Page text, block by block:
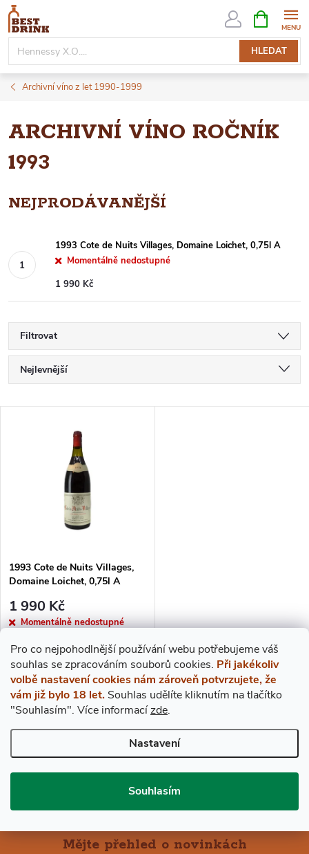
Pro co nejpohodlnější používání webu potřebujeme váš
souhlas se zpracováním souborů cookies. Při jakékoliv
volbě nastavení cookies nám zároveň potvrzujete, že
vám již bylo 18 let. Souhlas udělíte kliknutím na tlačítko
"Souhlasím". Více informacízde.
Nastavení
Souhlasím
Přejít
obsah
HLEDAT
NÁKUPNÍ
KOŠÍK
Archivní víno z let 1990-1999
ARCHIVNÍ VÍNO ROČNÍK
1993
NEJPRODÁVANĚJŠÍ
1993 Cote de Nuits Villages, Domaine Loichet, 0,75l A
Momentálně nedostupné
1 990 Kč
Filtrovat
Ř
A
P
R
O
D
U
K
Nejlevnější
S
P
R
O
D
U
K
T
Ů
1993 Cote de Nuits Villages,
Domaine Loichet, 0,75l A
1 990 Kč
Momentálně nedostupné
ZOBRAZIT
Ročníkové víno 1993
V
L
Á
Mějte přehled o novinkách